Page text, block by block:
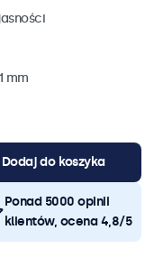
mm
Dodaj do koszyka
Ponad 5000 opinii
klientów, ocena 4,8/5